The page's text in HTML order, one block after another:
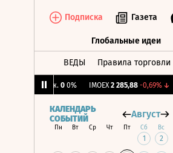
Подписка Газета
Глобальные идеи
ВЕДЫ Правила торговли
0 0% IMOEX 2 285,88 -0,69%↓
КАЛЕНДАРЬ
СОБЫТИЙ
Август
Пн Вт Ср Чт Пт Сб Вс
1 2